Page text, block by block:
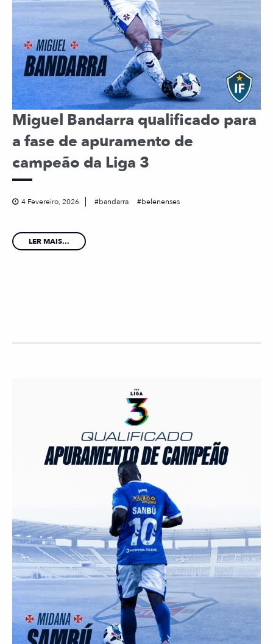
Miguel Bandarra qualificado para
a fase de apuramento de
campeão da Liga 3
4 Fevereiro, 2026 bandarra belenenses
LER MAIS...